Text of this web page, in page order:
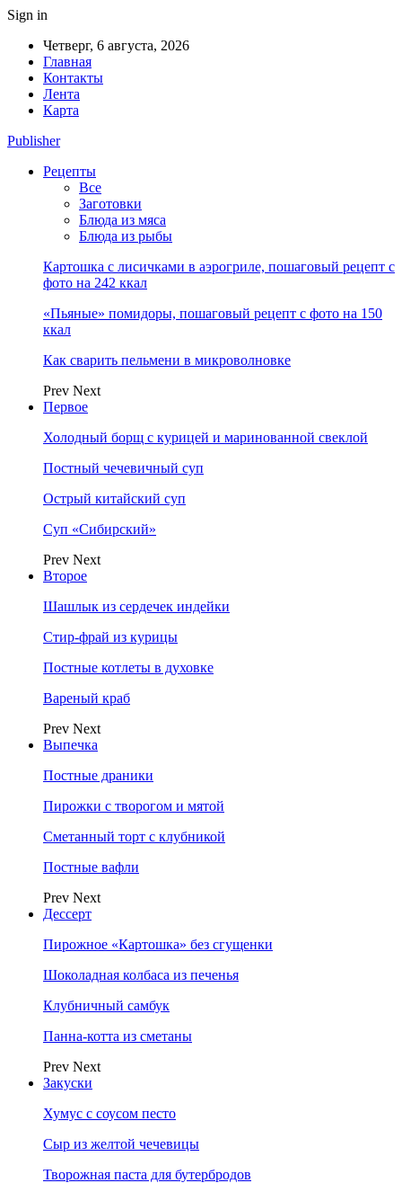
Sign in
Четверг, 6 августа, 2026
Главная
Контакты
Лента
Карта
Publisher
Рецепты
Все
Заготовки
Блюда из мяса
Блюда из рыбы
Картошка с лисичками в аэрогриле, пошаговый рецепт с
фото на 242 ккал
«Пьяные» помидоры, пошаговый рецепт с фото на 150
ккал
Как сварить пельмени в микроволновке
Prev Next
Первое
Холодный борщ с курицей и маринованной свеклой
Постный чечевичный суп
Острый китайский суп
Суп «Сибирский»
Prev Next
Второе
Шашлык из сердечек индейки
Стир-фрай из курицы
Постные котлеты в духовке
Вареный краб
Prev Next
Выпечка
Постные драники
Пирожки с творогом и мятой
Сметанный торт с клубникой
Постные вафли
Prev Next
Дессерт
Пирожное «Картошка» без сгущенки
Шоколадная колбаса из печенья
Клубничный самбук
Панна-котта из сметаны
Prev Next
Закуски
Хумус с соусом песто
Сыр из желтой чечевицы
Творожная паста для бутербродов